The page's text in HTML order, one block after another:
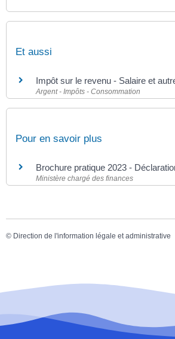
Et aussi
Impôt sur le revenu - Salaire et
Argent - Impôts - Consommation
Pour en savoir plus
Brochure pratique 2023 -
Ministère chargé des finances
© Direction de l'information légale et administrative